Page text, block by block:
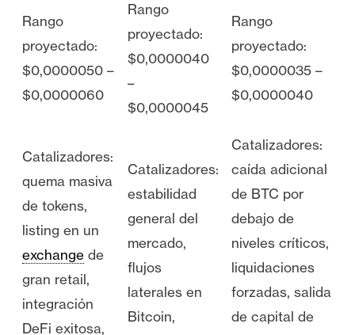
Rango
proyectado:
$0,0000050 –
$0,0000060
Rango
proyectado:
$0,0000040
–
$0,0000045
Rango
proyectado:
$0,0000035 –
$0,0000040
Catalizadores:
quema masiva
de tokens,
listing en un
exchange de
gran retail,
integración
DeFi exitosa,
Catalizadores:
estabilidad
general del
mercado,
flujos
laterales en
Bitcoin,
Catalizadores:
caída adicional
de BTC por
debajo de
niveles críticos,
liquidaciones
forzadas, salida
de capital de